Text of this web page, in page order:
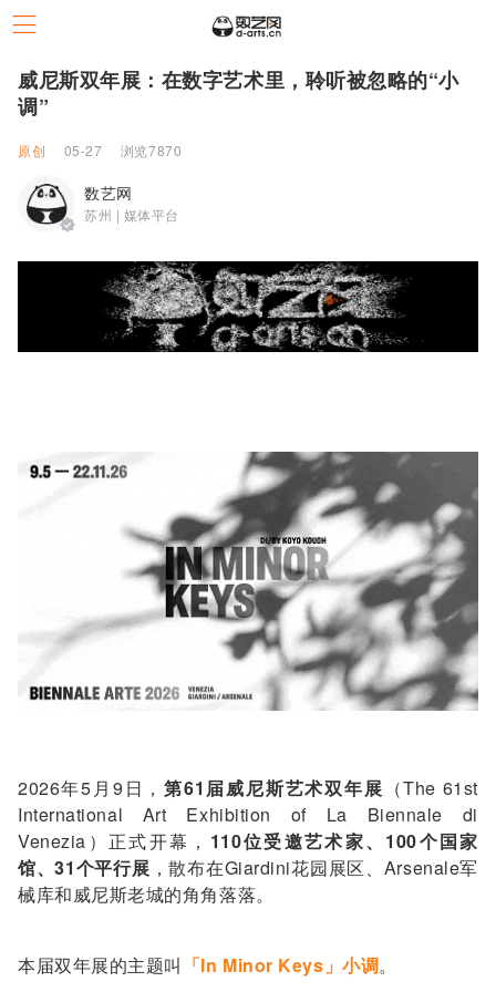
威尼斯双年展：在数字艺术里，聆听被忽略的“小
调”
原创 05-27 浏览7870
数艺网
苏州 | 媒体平台
2026年5月9日，第61届威尼斯艺术双年展 （The 61st
International Art Exhibition of La Biennale di
Venezia）正式开幕， 110位受邀艺术家、100个国家
馆、31个平行展 ，散布在Giardini花园展区、Arsenale军
械库和威尼斯老城的角角落落。
本届双年展的主题叫 「In Minor Keys」小调。